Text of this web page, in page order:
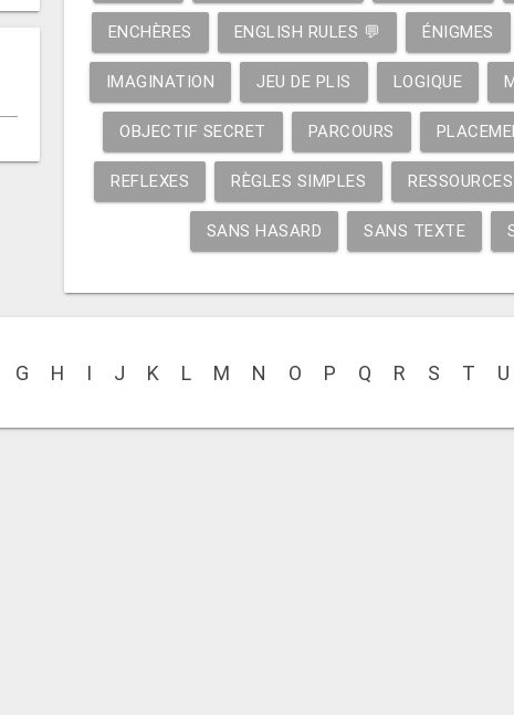
ENCHÈRES ENGLISH RULES 💬 ÉNIGMES
IMAGINATION JEU DE PLIS LOGIQUE
OBJECTIF SECRET PARCOURS
REFLEXES RÈGLES SIMPLES RESSOURCES
SANS HASARD SANS TEXTE
G H I J K L M N O P Q R S T U